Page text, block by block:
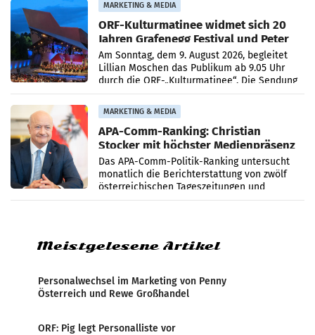
MARKETING & MEDIA
ORF-Kulturmatinee widmet sich 20
Jahren Grafenegg Festival und Peter
Simonischek
Am Sonntag, dem 9. August 2026, begleitet
Lillian Moschen das Publikum ab 9.05 Uhr
durch die ORF-„Kulturmatinee“. Die Sendung
startet mit der Dokumentation „20 Jahre
Grafenegg
MARKETING & MEDIA
APA-Comm-Ranking: Christian
Stocker mit höchster Medienpräsenz
im Juli
Das APA-Comm-Politik-Ranking untersucht
monatlich die Berichterstattung von zwölf
österreichischen Tageszeitungen und
analysiert, welche Politikerinnen und
Meistgelesene Artikel
Personalwechsel im Marketing von Penny
Österreich und Rewe Großhandel
ORF: Pig legt Personalliste vor